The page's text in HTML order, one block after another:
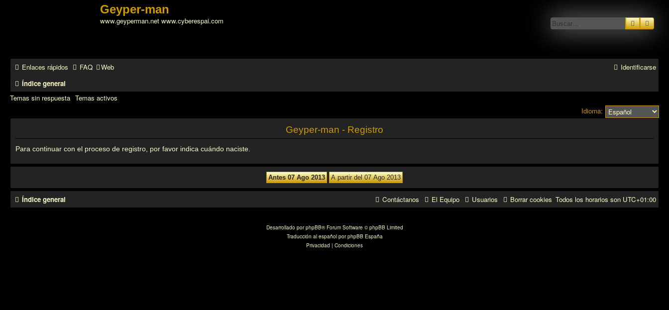
Geyper-man
www.geyperman.net www.cyberespai.com Buscar
Enlaces rápidos FAQ Web
Identificarse
Índice general
Temas sin respuesta Temas activos
Idioma:
Geyper-man - Registro
Para continuar con el proceso de registro, por favor indica cuándo naciste.
Índice general Todos los horarios son UTC+01:00
Borrar cookies
Usuarios
El Equipo
Contáctanos
Desarrollado porphpBB® Forum Software © phpBB Limited
Traducción al español porphpBB España
Privacidad | Condiciones